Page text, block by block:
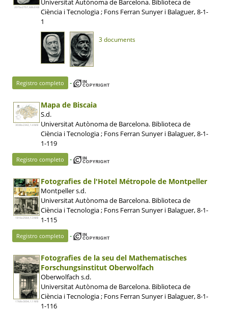
2075x2757, 686.8 KB
Universitat Autònoma de Barcelona. Biblioteca de
Ciència i Tecnologia ; Fons Ferran Sunyer i Balaguer, 8-1-
1
3 documents
Registro completo -
3038x2342, 1.4 MB
Mapa de Biscaia
S.d.
Universitat Autònoma de Barcelona. Biblioteca de
Ciència i Tecnologia ; Fons Ferran Sunyer i Balaguer, 8-1-
1-119
Registro completo -
1816x2564, 1.3 MB
Fotografies de l'Hotel Métropole de Montpeller
Montpeller s.d.
Universitat Autònoma de Barcelona. Biblioteca de
Ciència i Tecnologia ; Fons Ferran Sunyer i Balaguer, 8-1-
1-115
Registro completo -
1768x3004, 1.1 MB
Fotografies de la seu del Mathematisches
Forschungsinstitut Oberwolfach
Oberwolfach s.d.
Universitat Autònoma de Barcelona. Biblioteca de
Ciència i Tecnologia ; Fons Ferran Sunyer i Balaguer, 8-1-
1-116